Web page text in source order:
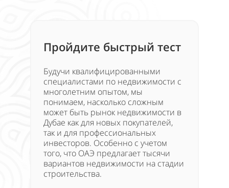
Пройдите быстрый тест
Будучи квалифицированными
специалистами по недвижимости с
многолетним опытом, мы
понимаем, насколько сложным
может быть рынок недвижимости в
Дубае как для новых покупателей,
так и для профессиональных
инвесторов. Особенно с учетом
того, что ОАЭ предлагает тысячи
вариантов недвижимости на стадии
строительства.